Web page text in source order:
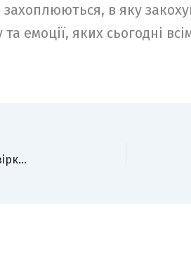
в яку
емоції, яких сьогодні
Madonna випустила альбом Confessions II: нові пісні, зіркові дуети та повернення на танцпол